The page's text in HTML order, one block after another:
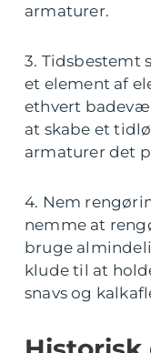
armaturer.
3. Tidsbestemt
et element af
ethvert
at skabe et
armaturer det
4. Nem
nemme at
bruge
klude til at
snavs og